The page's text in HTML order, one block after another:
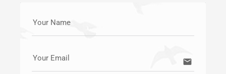
Your Name
Your Email email